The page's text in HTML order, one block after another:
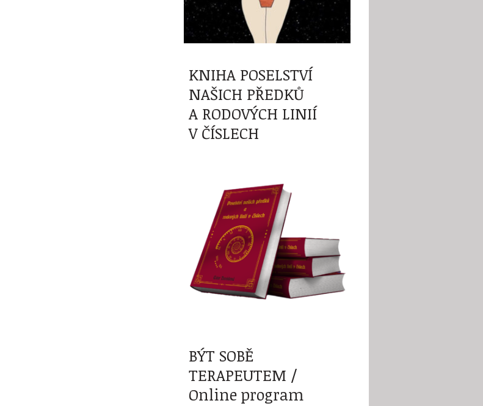
KNIHA POSELSTVÍ
NAŠICH PŘEDKŮ
A RODOVÝCH LINIÍ
V ČÍSLECH
BÝT SOBĚ
TERAPEUTEM /
Online program